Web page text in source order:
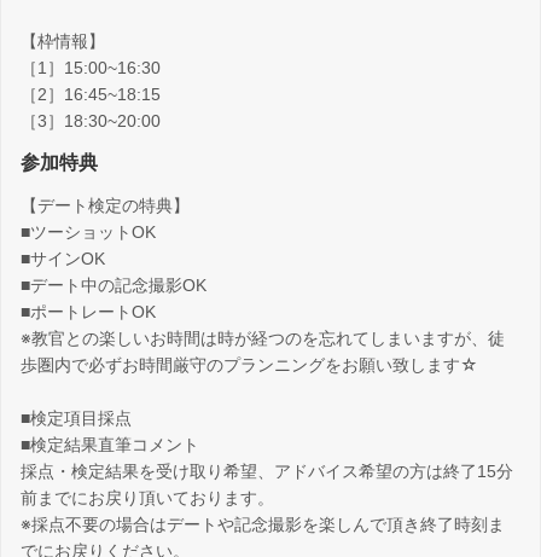
【枠情報】
［1］15:00~16:30
［2］16:45~18:15
［3］18:30~20:00
参加特典
【デート検定の特典】
■ツーショットOK
■サインOK
■デート中の記念撮影OK
■ポートレートOK
※教官との楽しいお時間は時が経つのを忘れてしまいますが、徒
歩圏内で必ずお時間厳守のプランニングをお願い致します☆
■検定項目採点
■検定結果直筆コメント
採点・検定結果を受け取り希望、アドバイス希望の方は終了15分
前までにお戻り頂いております。
※採点不要の場合はデートや記念撮影を楽しんで頂き終了時刻ま
でにお戻りください。